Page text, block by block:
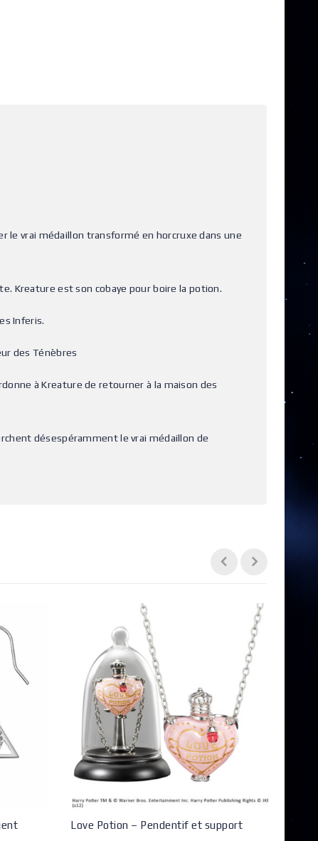
le vrai médaillon transformé en horcruxe dans une
Kreature est son cobaye pour boire la potion.
Inferis.
des Ténèbres
à Kreature de retourner à la maison des
désespéramment le vrai médaillon de
Love Potion – Pendentif et support